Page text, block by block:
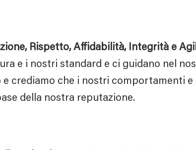
Rispetto, Affidabilità, Integrità e
e i nostri standard e ci guidano nel
crediamo che i nostri comportamenti e
della nostra reputazione.